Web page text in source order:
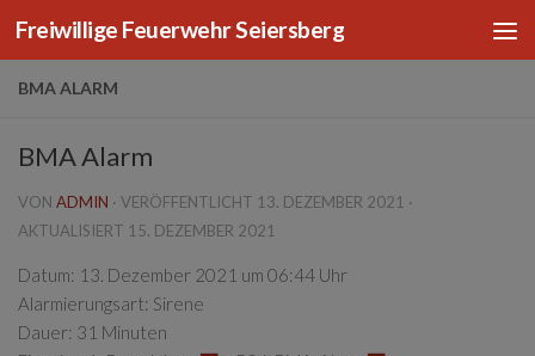
Zum Inhalt springen
Freiwillige Feuerwehr Seiersberg
BMA ALARM
BMA Alarm
VON ADMIN · VERÖFFENTLICHT 13. DEZEMBER 2021 ·
AKTUALISIERT 15. DEZEMBER 2021
Datum: 13. Dezember 2021 um 06:44 Uhr
Alarmierungsart: Sirene
Dauer: 31 Minuten